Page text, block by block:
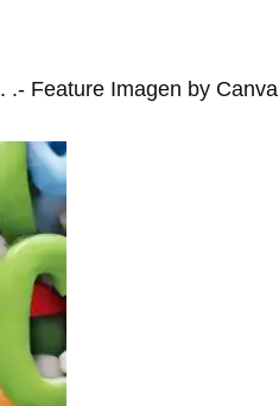
. .- Feature Imagen by Canva